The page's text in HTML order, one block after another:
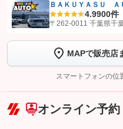
【STEP1】認証画面でグーネットを
トーク画面で
ボタン
完了してください。
ＢＡＫＵＹＡＳＵ Ａ
4.9900件
〒262-0011 千葉県千
MAPで販売店
スマートフォンの位
オンライン予約